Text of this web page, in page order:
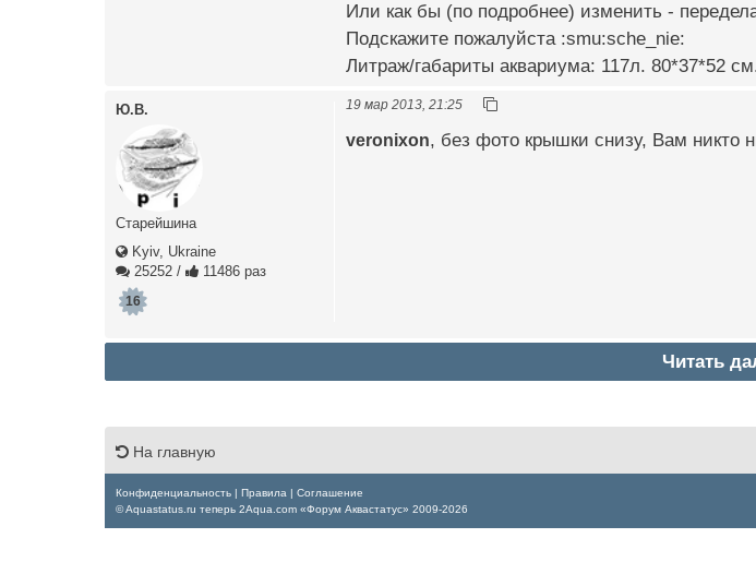
Или как бы (по подробнее) изменить -
Подскажите пожалуйста :smu:sche_nie:
Литраж/габариты аквариума: 117л. 80*37*52
Ю.В.
Старейшина
Kyiv, Ukraine
25252 / 11486 раз
16
19 мар 2013, 21:25
veronixon, без фото крышки снизу, Вам никто
Читать
На главную
Конфиденциальность | Правила | Соглашение
© Aquastatus.ru теперь 2Aqua.com «Форум Аквастатус» 2009-2026